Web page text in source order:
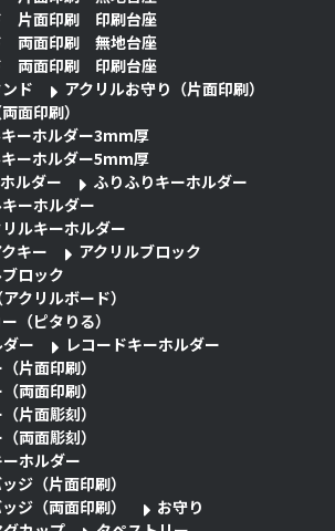
片面印刷 印刷台座
両面印刷 無地台座
両面印刷 印刷台座
ド
アクリルお守り（片面印刷）
面印刷）
キーホルダー3mm厚
キーホルダー5mm厚
ルダー
ふりふりキーホルダー
ーホルダー
ルキーホルダー
キー
アクリルブロック
ロック
クリルボード）
（ピタりる）
ー
レコードキーホルダー
片面印刷）
両面印刷）
片面彫刻）
両面彫刻）
ホルダー
ジ（片面印刷）
ジ（両面印刷）
お守り